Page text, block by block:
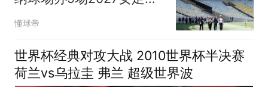
界杯比赛
懂球帝
世界杯经典对攻大战 2010世界杯半决赛
荷兰vs乌拉圭 弗兰 超级世界波